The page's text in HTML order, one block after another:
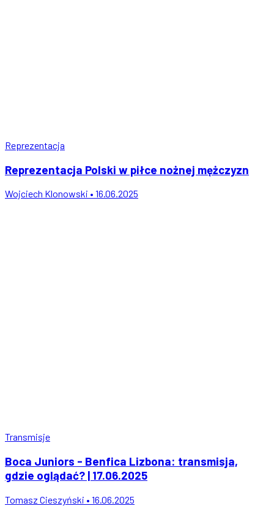
Reprezentacja
Reprezentacja Polski w piłce nożnej mężczyzn
Wojciech Klonowski • 16.06.2025
Transmisje
Boca Juniors - Benfica Lizbona: transmisja,
gdzie oglądać? | 17.06.2025
Tomasz Cieszyński • 16.06.2025